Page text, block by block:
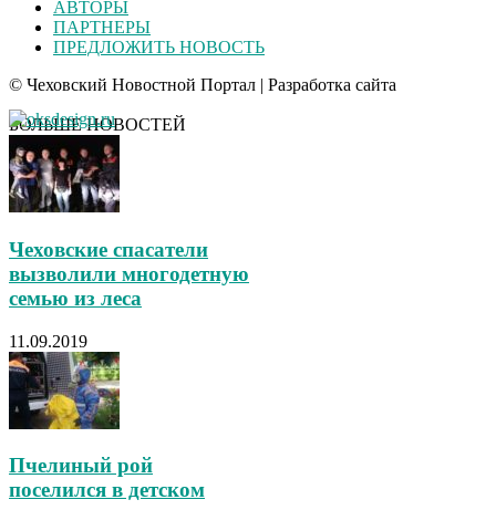
АВТОРЫ
ПАРТНЕРЫ
ПРЕДЛОЖИТЬ НОВОСТЬ
© Чеховский Новостной Портал | Разработка сайта
БОЛЬШЕ НОВОСТЕЙ
Чеховские спасатели
вызволили многодетную
семью из леса
11.09.2019
Пчелиный рой
поселился в детском